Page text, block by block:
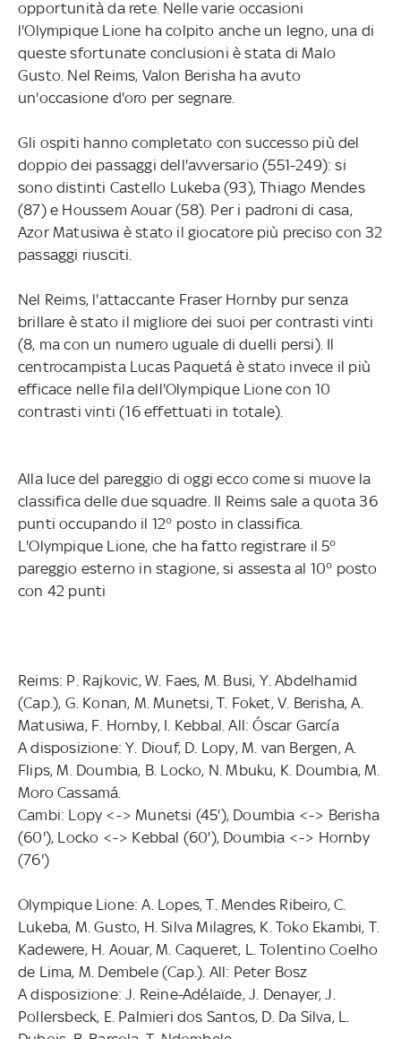
opportunità da rete. Nelle varie occasioni
l'Olympique Lione ha colpito anche un legno, una di
queste sfortunate conclusioni è stata di Malo
Gusto. Nel Reims, Valon Berisha ha avuto
un'occasione d'oro per segnare.
Gli ospiti hanno completato con successo più del
doppio dei passaggi dell'avversario (551-249): si
sono distinti Castello Lukeba (93), Thiago Mendes
(87) e Houssem Aouar (58). Per i padroni di casa,
Azor Matusiwa è stato il giocatore più preciso con 32
passaggi riusciti.
Nel Reims, l'attaccante Fraser Hornby pur senza
brillare è stato il migliore dei suoi per contrasti vinti
(8, ma con un numero uguale di duelli persi). Il
centrocampista Lucas Paquetá è stato invece il più
efficace nelle fila dell'Olympique Lione con 10
contrasti vinti (16 effettuati in totale).
Alla luce del pareggio di oggi ecco come si muove la
classifica delle due squadre. Il Reims sale a quota 36
punti occupando il 12° posto in classifica.
L'Olympique Lione, che ha fatto registrare il 5°
pareggio esterno in stagione, si assesta al 10° posto
con 42 punti
Reims: P. Rajkovic, W. Faes, M. Busi, Y. Abdelhamid
(Cap.), G. Konan, M. Munetsi, T. Foket, V. Berisha, A.
Matusiwa, F. Hornby, I. Kebbal. All: Óscar García
A disposizione: Y. Diouf, D. Lopy, M. van Bergen, A.
Flips, M. Doumbia, B. Locko, N. Mbuku, K. Doumbia, M.
Moro Cassamá.
Cambi: Lopy <-> Munetsi (45'), Doumbia <-> Berisha
(60'), Locko <-> Kebbal (60'), Doumbia <-> Hornby
(76')
Olympique Lione: A. Lopes, T. Mendes Ribeiro, C.
Lukeba, M. Gusto, H. Silva Milagres, K. Toko Ekambi, T.
Kadewere, H. Aouar, M. Caqueret, L. Tolentino Coelho
de Lima, M. Dembele (Cap.). All: Peter Bosz
A disposizione: J. Reine-Adélaïde, J. Denayer, J.
Pollersbeck, E. Palmieri dos Santos, D. Da Silva, L.